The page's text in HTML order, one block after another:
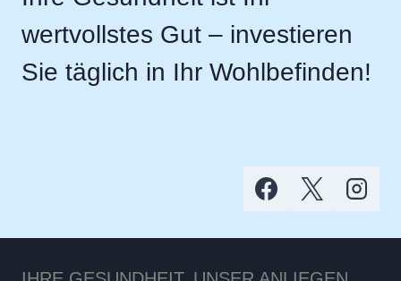
wertvollstes Gut – investieren
Sie täglich in Ihr Wohlbefinden!